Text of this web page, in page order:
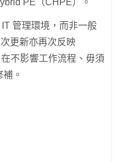
管理環境，而非一般
更新亦再次反映
不影響工作流程、毋須
。